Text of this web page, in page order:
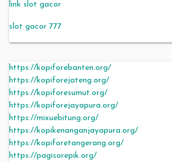
link slot gacor
slot gacor 777
https://kopiforebanten.org/
https://kopiforejateng.org/
https://kopiforesumut.org/
https://kopiforejayapura.org/
https://mixuebitung.org/
https://kopikenanganjayapura.org/
https://kopiforetangerang.org/
https://pagisorepik.org/